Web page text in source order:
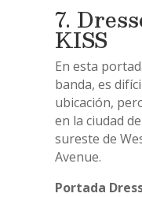
7.
KISS
En esta
banda, es
ubicación,
en la ciudad
sureste de
Avenue.
Portada